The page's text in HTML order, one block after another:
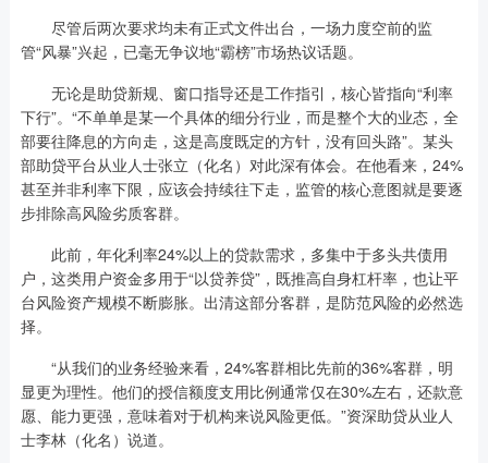
尽管后两次要求均未有正式文件出台，一场力度空前的监
管“风暴”兴起，已毫无争议地“霸榜”市场热议话题。
无论是助贷新规、窗口指导还是工作指引，核心皆指向“利率
下行”。“不单单是某一个具体的细分行业，而是整个大的业态，全
部要往降息的方向走，这是高度既定的方针，没有回头路”。某头
部助贷平台从业人士张立（化名）对此深有体会。在他看来，24%
甚至并非利率下限，应该会持续往下走，监管的核心意图就是要逐
步排除高风险劣质客群。
此前，年化利率24%以上的贷款需求，多集中于多头共债用
户，这类用户资金多用于“以贷养贷”，既推高自身杠杆率，也让平
台风险资产规模不断膨胀。出清这部分客群，是防范风险的必然选
择。
“从我们的业务经验来看，24%客群相比先前的36%客群，明
显更为理性。他们的授信额度支用比例通常仅在30%左右，还款意
愿、能力更强，意味着对于机构来说风险更低。”资深助贷从业人
士李林（化名）说道。